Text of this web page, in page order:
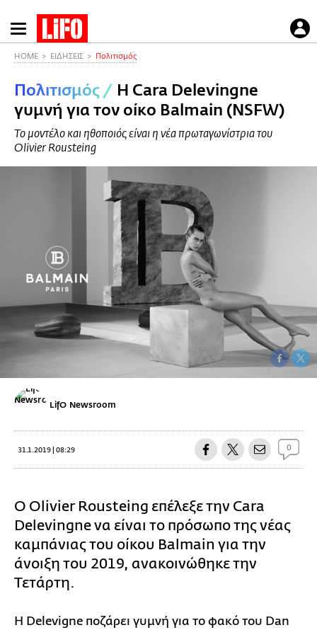
Παράκαμψη
προς
περιεχόμενο
HOME ΕΙΔΗΣΕΙΣ Πολιτισμός
Πολιτισμός / H Cara Delevingne
γυμνή για τον οίκο Balmain (NSFW)
Το μοντέλο και ηθοποιός είναι η νέα πρωταγωνίστρια του
Olivier Rousteing
LifO Newsroom
31.1.2019 | 08:29 0
Ο Olivier Rousteing επέλεξε την Cara
Delevingne να είναι το πρόσωπο της νέας
καμπάνιας του οίκου Balmain για την
άνοιξη του 2019, ανακοινώθηκε την
Τετάρτη.
Η Delevigne ποζάρει γυμνή για το φακό του Dan